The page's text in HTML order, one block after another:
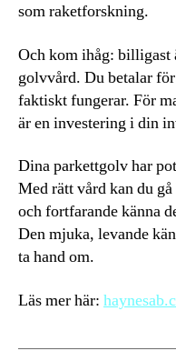
som raketforskning.
Och kom ihåg: billigast
golvvård. Du betalar
faktiskt fungerar. För
är en investering i din
Dina parkettgolv har
Med rätt vård kan du
och fortfarande känna
Den mjuka, levande
ta hand om.
Läs mer här: